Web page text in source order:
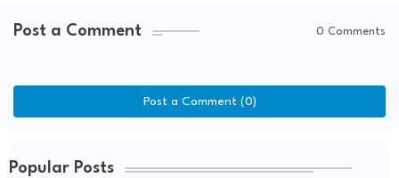
Post a Comment 0 Comments
Post a Comment (0)
Popular Posts